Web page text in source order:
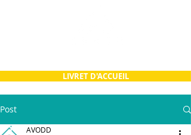
LIVRET D'ACCUEIL
Post
AVODD